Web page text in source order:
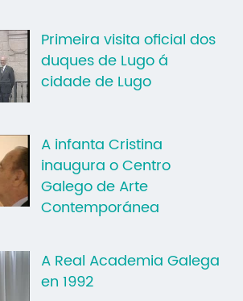
Primeira visita oficial dos
duques de Lugo á
cidade de Lugo
A infanta Cristina
inaugura o Centro
Galego de Arte
Contemporánea
A Real Academia Galega
en 1992